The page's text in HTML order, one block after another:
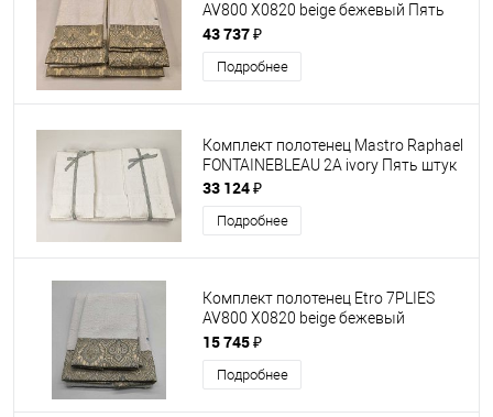
AV800 X0820 beige бежевый Пять
штук
43 737 ₽
Подробнее
Комплект полотенец Mastro Raphael
FONTAINEBLEAU 2A ivory Пять штук
33 124 ₽
Подробнее
Комплект полотенец Etro 7PLIES
AV800 X0820 beige бежевый
60х100+40х60
15 745 ₽
Подробнее